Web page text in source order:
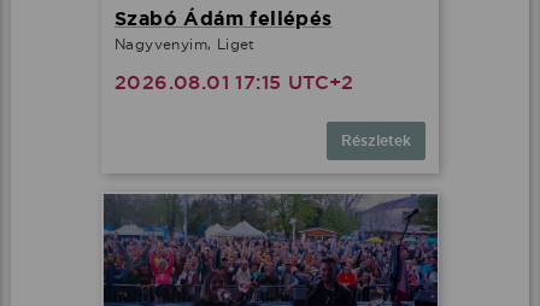
Szabó Ádám fellépés
Nagyvenyim, Liget
2026.08.01 17:15 UTC+2
Részletek